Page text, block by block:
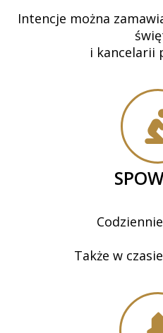
Intencje można
i kancelarii
Także w